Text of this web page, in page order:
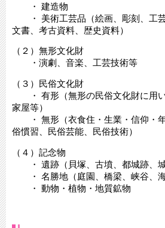
・ 建造物
・ 美術工芸品（絵画、彫刻、工
文書、考古資料、歴史資料）
（２）無形文化財
・演劇、音楽、工芸技術等
（３）民俗文化財
・ 有形（無形の民俗文化財に用い
家屋等）
・ 無形（衣食住・生業・信仰・
俗慣習、民俗芸能、民俗技術）
（４）記念物
・ 遺跡（貝塚、古墳、都城跡、城
・ 名勝地（庭園、橋梁、峡谷、海
・ 動物・植物・地質鉱物